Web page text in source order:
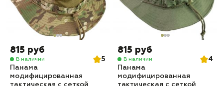
815 руб
В наличии
5
Панама
модифицированная
тактическая с сеткой
815 руб
В наличии
4
Панама
модифицированная
тактическая с сеткой